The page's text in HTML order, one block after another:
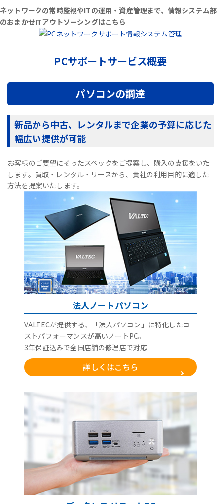
ネットワークの常時監視やITの運用・資産管理まで、情報システム部
のおまかせITアウトソーシングはこちら
PCサポートサービス概要
パソコンの調達
新品から中古、レンタルまで企業の予算に応じた
幅広い提供が可能
お客様のご要望にそったスペックをご提案し、購入の支援をいた
します。買取・レンタル・リースから、貴社の利用目的に適した
方法を提案いたします。
法人ノートパソコン
VALTECが提供する、「法人パソコン」に特化したコ
ストパフォーマンスが高いノートPC。
3年保証込みで全国店舗の修理店で対応
詳しくはこちら